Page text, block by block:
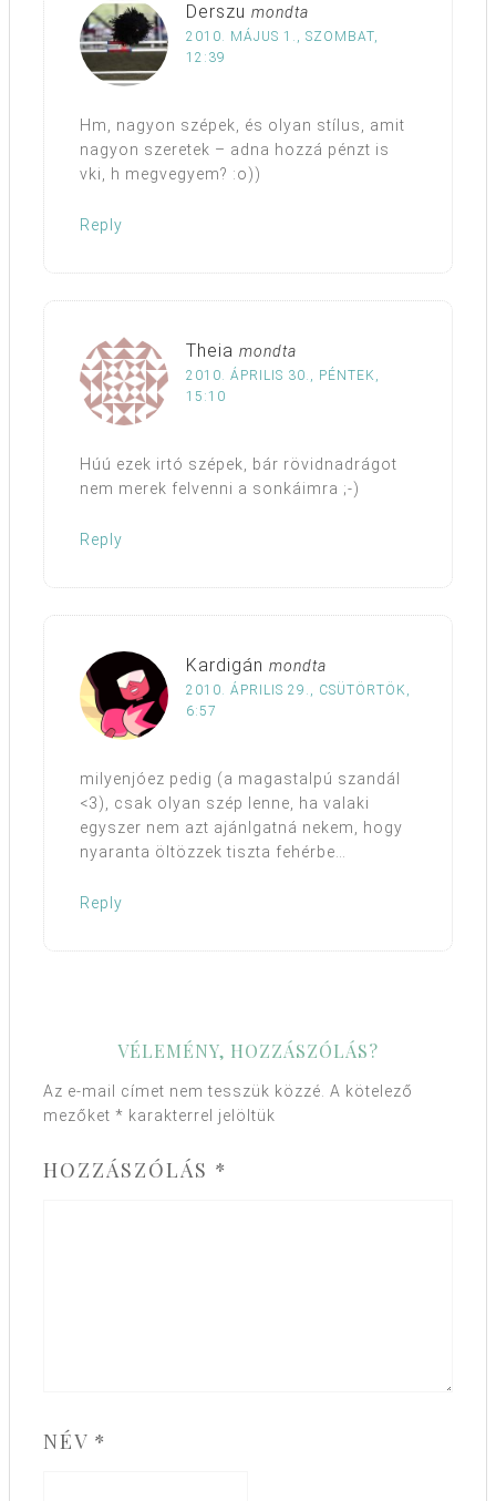
Derszu mondta
2010. MÁJUS 1., SZOMBAT,
12:39
Hm, nagyon szépek, és olyan stílus, amit
nagyon szeretek – adna hozzá pénzt is
vki, h megvegyem? :o))
Reply
Theia mondta
2010. ÁPRILIS 30., PÉNTEK,
15:10
Húú ezek irtó szépek, bár rövidnadrágot
nem merek felvenni a sonkáimra ;-)
Reply
Kardigán mondta
2010. ÁPRILIS 29., CSÜTÖRTÖK,
6:57
milyenjóez pedig (a magastalpú szandál
<3), csak olyan szép lenne, ha valaki
egyszer nem azt ajánlgatná nekem, hogy
nyaranta öltözzek tiszta fehérbe…
Reply
VÉLEMÉNY, HOZZÁSZÓLÁS?
Az e-mail címet nem tesszük közzé. A kötelező
mezőket * karakterrel jelöltük
HOZZÁSZÓLÁS *
NÉV *